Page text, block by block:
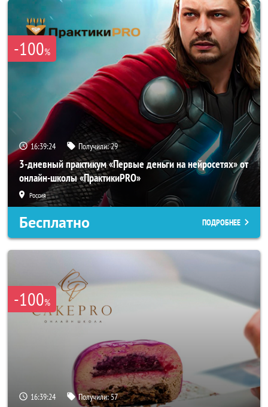
-100%
16:39:21 Получили:29
3-дневный практикум «Первые деньги на нейросетях» от
онлайн-школы «ПрактикиPRO»
Россия
Бесплатно ПОДРОБНЕЕ
-100%
16:39:21 Получили:57